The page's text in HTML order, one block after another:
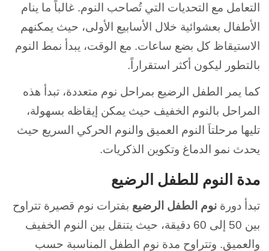
التعامل مع التحديات التي تُصاحب النوم. غالباً ما ينام
الأطفال بعشوائية خلال الأسابيع الأولى، حيث يمكنهم
الاستيقاظ كل بضع ساعات. مع الوقت، يبدأ نمط النوم
بالتطور ليكون أكثر استقراراً.
كما يمر الطفل الرضيع بمراحل نوم متعددة، تبدأ هذه
المراحل بالنوم الخفيف حيث يمكن إيقاظه بسهولة،
تليها مرحلتاَ النوم العميق والنوم الحركي السريع حيث
يحدث نمو الدماغ وتكوين الذكريات.
مدة النوم للطفل الرضيع
تبدأ دورة نوم الطفل الرضيع بفترات نوم قصيرة تتراوح
بين 50 إلى 60 دقيقة، حيث يتنقل بين النوم الخفيف
والعميق. وتتراوح مدة نوم الطفل المناسبة حسب